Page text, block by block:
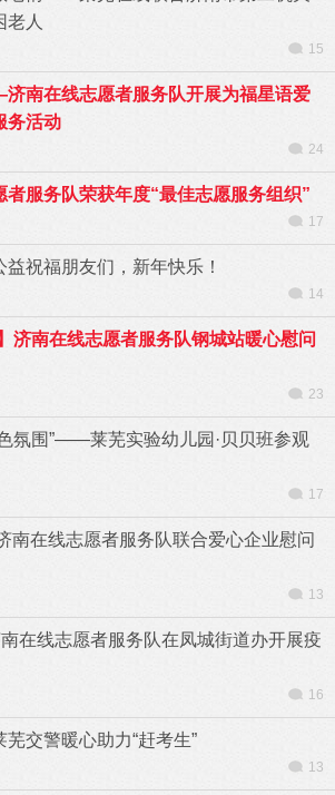
老人
15
南在线志愿者服务队开展为福星语爱
务活动
24
者服务队荣获年度“最佳志愿服务组织”
17
益祝福朋友们，新年快乐！
14
济南在线志愿者服务队钢城站暖心慰问
23
氛围”——莱芜实验幼儿园·贝贝班参观
17
在线志愿者服务队联合爱心企业慰问
13
在线志愿者服务队在凤城街道办开展疫
16
交警暖心助力“赶考生”
13